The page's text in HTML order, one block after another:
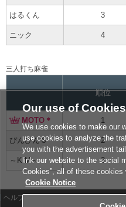
3
4
はるくん
ニック
三人打ち麻雀
順位
1
2
3
MOTO＊
ぴんぴん６
～K.M～
ヘルプ
Our use of Cookies
We use cookies to make our
use cookies to analyze the
you with the advertisement
link our website to the social
Cookies”, all of these
Cookie Notice